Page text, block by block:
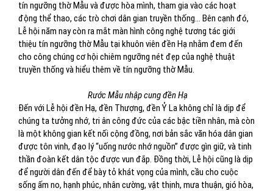
tín ngưỡng thờ Mẫu và được hòa mình, tham gia vào các hoạt
động thể thao, các trò chơi dân gian truyền thống... Bên cạnh đó,
Lễ hội năm nay còn ra mắt màn hình công nghệ tương tác giới
thiệu tín ngưỡng thờ Mẫu tại khuôn viên đền Hạ nhằm đem đến
cho công chúng cơ hội chiêm ngưỡng nét đẹp của nghệ thuật
truyền thống và hiểu thêm về tín ngưỡng thờ Mẫu.
Rước Mẫu nhập cung đền Hạ
Đến với Lễ hội đền Hạ, đền Thượng, đền Ỷ La không chỉ là dịp để
chúng ta tưởng nhớ, tri ân công đức của các bậc tiền nhân, mà còn
là một không gian kết nối cộng đồng, nơi bản sắc văn hóa dân gian
được tôn vinh, đạo lý “uống nước nhớ nguồn” được gìn giữ, và tinh
thần đoàn kết dân tộc được vun đắp. Đồng thời, Lễ hội cũng là dịp
để người dân đến để bày tỏ khát vọng của mình, cầu cho cuộc
sống ấm no, hạnh phúc, nhân cường, vật thịnh, mưa thuận, gió hòa,